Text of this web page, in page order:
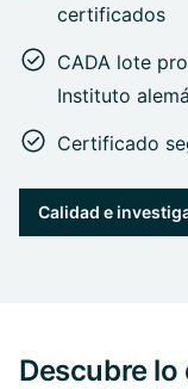
certificados
CADA lote
Instituto
Certificado
Calidad e
Descubre